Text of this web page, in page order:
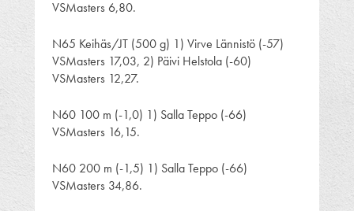
VSMasters 6,80.
N65 Keihäs/JT (500 g) 1) Virve Lännistö (-57)
VSMasters 17,03, 2) Päivi Helstola (-60)
VSMasters 12,27.
N60 100 m (-1,0) 1) Salla Teppo (-66)
VSMasters 16,15.
N60 200 m (-1,5) 1) Salla Teppo (-66)
VSMasters 34,86.